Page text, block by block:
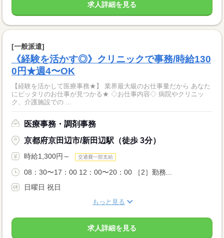
求人詳細を見る
[一般派遣]
《経験を活かす◎》クリニックで事務/時給130
0円★週4〜OK
【経験を活かして医療事務★】 業界最大級のお仕事量だから あなた
にピッタリのお仕事が見つかる★ ◇お仕事内容◇ 病院やクリニッ
ク、介護施設での ...
医療事務・調剤事務
京都府京田辺市/新田辺駅（徒歩 3分）
時給1,300円～ 交通費一部支給
08：30〜17：00 12：00〜20：00 ［2］勤務...
日曜日 祝日
もっと見る
求人詳細を見る